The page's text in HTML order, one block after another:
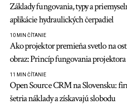
Základy fungovania, typy a
aplikácie hydraulických čerpadiel
10 MIN ČÍTANIE
Ako projektor premieňa svetlo na
obraz: Princíp fungovania projektora
11 MIN ČÍTANIE
Open Source CRM na Slovensku:
šetria náklady a získavajú slobodu